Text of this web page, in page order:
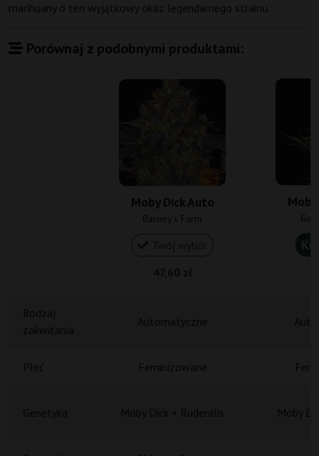
marihuany o ten wyjątkowy okaz legendarnego strainu.
Porównaj z podobnymi produktami:
Moby Dick Auto
Barney's Farm
Płeć Feminizowane